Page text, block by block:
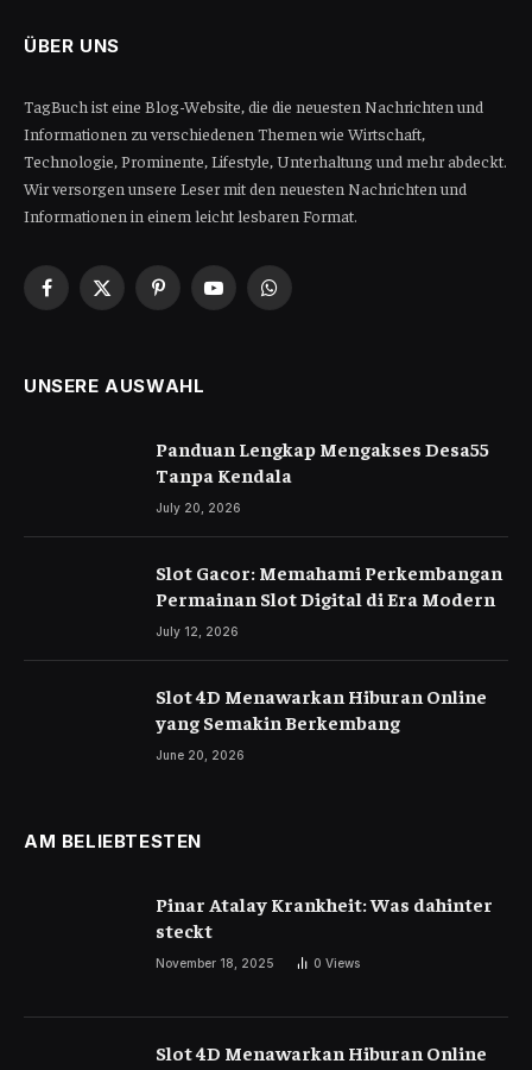
ÜBER UNS
TagBuch ist eine Blog-Website, die die neuesten Nachrichten und
Informationen zu verschiedenen Themen wie Wirtschaft,
Technologie, Prominente, Lifestyle, Unterhaltung und mehr abdeckt.
Wir versorgen unsere Leser mit den neuesten Nachrichten und
Informationen in einem leicht lesbaren Format.
Facebook
X
PinterestYouTubeWhatsApp
UNSERE AUSWAHL
Panduan Lengkap Mengakses Desa55
Tanpa Kendala
July 20, 2026
Slot Gacor: Memahami Perkembangan
Permainan Slot Digital di Era Modern
July 12, 2026
Slot 4D Menawarkan Hiburan Online
yang Semakin Berkembang
June 20, 2026
AM BELIEBTESTEN
Pinar Atalay Krankheit: Was dahinter
steckt
November 18, 2025 0 Views
Slot 4D Menawarkan Hiburan Online